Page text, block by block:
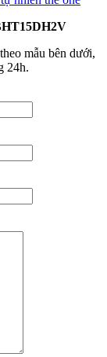
mẫu bên dưới,
24h.